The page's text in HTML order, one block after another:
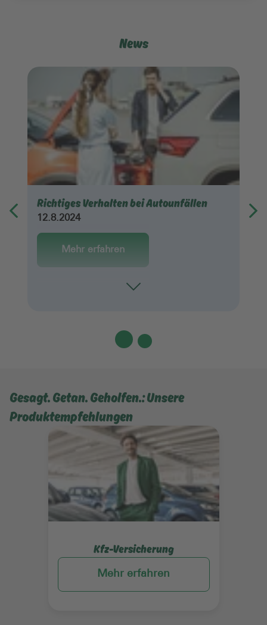
News
Richtiges Verhalten bei Autounfällen
12.8.2024
Mehr erfahren
Gesagt. Getan. Geholfen.: Unsere
Produktempfehlungen
Kfz-Versicherung
Mehr erfahren
Mehr erfahren